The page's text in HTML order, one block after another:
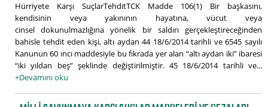
Hürriyete Karşı SuçlarTehditTCK Madde 106(1) Bir başkasını,
kendisinin veya yakınının hayatına, vücut veya
cinsel dokunulmazlığına yönelik bir saldırı gerçekleştireceğinden
bahisle tehdit eden kişi, altı aydan 44 18/6/2014 tarihli ve 6545 sayılı
Kanunun 60 ıncı maddesiyle bu fıkrada yer alan “altı aydan iki” ibaresi
“iki yıldan beş” şeklinde değiştirilmiştir. 45 18/6/2014 tarihli ve...
+Devamını oku